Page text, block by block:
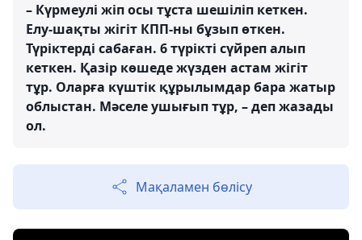
– Күрмеулі жіп осы тұста шешіліп кеткен.
Елу-шақты жігіт КПП-ны бұзып өткен.
Түріктерді сабаған. 6 түрікті сүйреп алып
кеткен. Қазір көшеде жүзден астам жігіт
тұр. Оларға күштік құрылымдар бара жатыр
облыстан. Мәселе ушығып тұр, – деп жазады
ол.
Мақаламен бөлісу